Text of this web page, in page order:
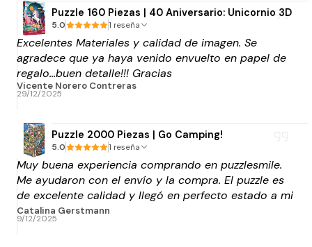
Puzzle 160 Piezas | 40 Aniversario: Unicornio 3D
5.0 1 reseña
Excelentes Materiales y calidad de imagen. Se
agradece que ya haya venido envuelto en papel de
regalo...buen detalle!!! Gracias
Vicente Norero Contreras
29/12/2025
Puzzle 2000 Piezas | Go Camping!
5.0 1 reseña
Muy buena experiencia comprando en puzzlesmile.
Me ayudaron con el envío y la compra. El puzzle es
de excelente calidad y llegó en perfecto estado a mi
punto blue express de elección. Muchas gracias por
el apoyo!
Catalina Gerstmann
9/12/2025